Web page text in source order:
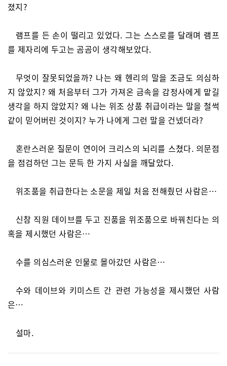
졌지?
램프를 든 손이 떨리고 있었다. 그는 스스로를 달래며 램프
를 제자리에 두고는 곰곰이 생각해보았다.
무엇이 잘못되었을까? 나는 왜 헨리의 말을 조금도 의심하
지 않았지? 왜 처음부터 그가 가져온 금속을 감정사에게 맡길
생각을 하지 않았지? 왜 나는 위조 상품 취급이라는 말을 철썩
같이 믿어버린 것이지? 누가 나에게 그런 말을 건넸더라?
혼란스러운 질문이 연이어 크리스의 뇌리를 스쳤다. 의문점
을 점검하던 그는 문득 한 가지 사실을 깨달았다.
위조품을 취급한다는 소문을 제일 처음 전해줬던 사람은…
신참 직원 데이브를 두고 진품을 위조품으로 바꿔친다는 의
혹을 제시했던 사람은…
수를 의심스러운 인물로 몰아갔던 사람은…
수와 데이브와 키미스트 간 관련 가능성을 제시했던 사람
은…
설마.